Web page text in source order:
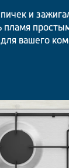
и
пламя
вашего